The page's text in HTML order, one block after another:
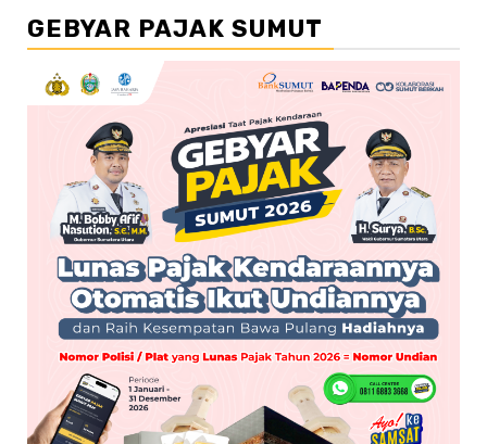
GEBYAR PAJAK SUMUT